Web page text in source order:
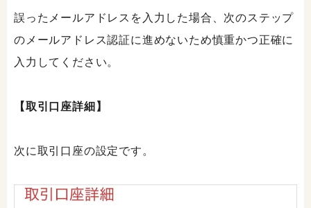
誤ったメールアドレスを入力した場合、次のステップ
のメールアドレス認証に進めないため慎重かつ正確に
入力してください。
【取引口座詳細】
次に取引口座の設定です。